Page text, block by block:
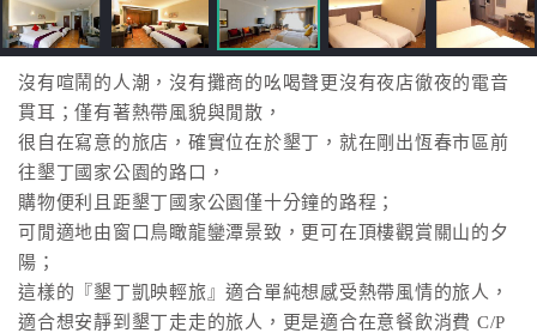
飯
店
訂
房
HOT
特
色
民
宿
沒有喧鬧的人潮，沒有攤商的吆喝聲更沒有夜店徹夜的電音
貫耳；僅有著熱帶風貌與閒散，
很自在寫意的旅店，確實位在於墾丁，就在剛出恆春市區前
往墾丁國家公園的路口，
購物便利且距墾丁國家公園僅十分鐘的路程；
可閒適地由窗口鳥瞰龍鑾潭景致，更可在頂樓觀賞關山的夕
陽；
這樣的『墾丁凱映輕旅』適合單純想感受熱帶風情的旅人，
適合想安靜到墾丁走走的旅人，更是適合在意餐飲消費 C/P